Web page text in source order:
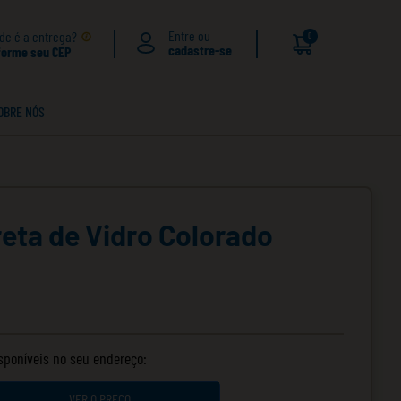
é a entrega?
seu CEP
0
NÓS
de Vidro Colorado
no seu endereço: